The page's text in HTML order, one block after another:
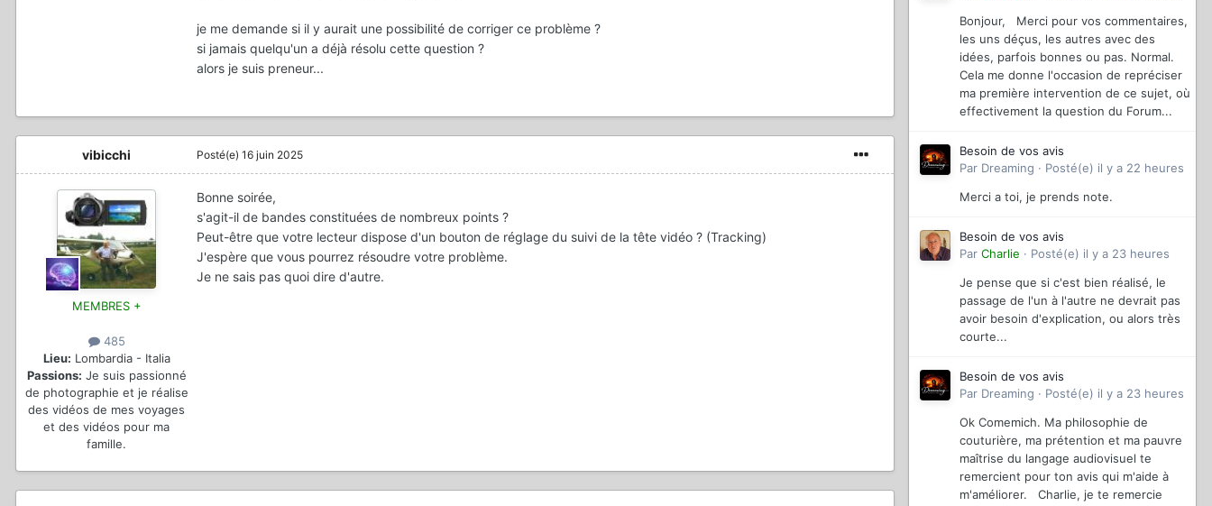
je me demande si il y aurait une possibilité de corriger ce problème ?
si jamais quelqu'un a déjà résolu cette question ?
alors je suis preneur...
vibicchi
MEMBRES +
485
Lieu: Lombardia - Italia
Passions: Je suis passionné
de photographie et je réalise
des vidéos de mes voyages
et des vidéos pour ma
famille.
Posté(e) 16 juin 2025
Bonne soirée,
s'agit-il de bandes constituées de nombreux points ?
Peut-être que votre lecteur dispose d'un bouton de réglage du suivi de la tête vidéo ? (Tracking)
J'espère que vous pourrez résoudre votre problème.
Je ne sais pas quoi dire d'autre.
Bonjour, Merci pour vos commentaires,
les uns déçus, les autres avec des
idées, parfois bonnes ou pas. Normal.
Cela me donne l'occasion de repréciser
ma première intervention de ce sujet, où
effectivement la question du Forum...
Besoin de vos avis
Par Dreaming · Posté(e) il y a 22 heures
Merci a toi, je prends note.
Besoin de vos avis
Par Charlie · Posté(e) il y a 23 heures
Je pense que si c'est bien réalisé, le
passage de l'un à l'autre ne devrait pas
avoir besoin d'explication, ou alors très
courte...
Besoin de vos avis
Par Dreaming · Posté(e) il y a 23 heures
Ok Comemich. Ma philosophie de
couturière, ma prétention et ma pauvre
maîtrise du langage audiovisuel te
remercient pour ton avis qui m'aide à
m'améliorer. Charlie, je te remercie